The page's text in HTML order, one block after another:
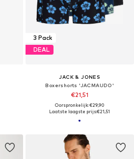
3 Pack
DEAL
JACK & JONES
Boxershorts 'JACMAUDO'
€21,51
Oorspronkelijk: €29,90
Laatste laagste prijs:€21,51